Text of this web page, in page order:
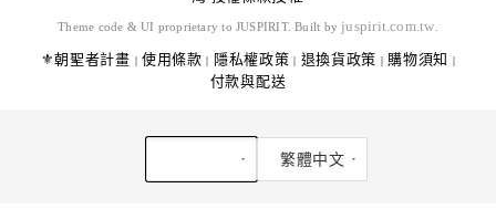
Theme code & UI proprietary to JUSPIRIT. Built by juspirit.com.tw
⚜️朝聖者計畫 | 使用條款 | 隱私權政策 | 退換貨政策 | 購物須知 |
付款與配送